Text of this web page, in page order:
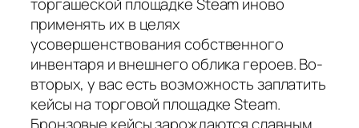
применять их в целях
усовершенствования собственного
инвентаря и внешнего облика героев. Во-
вторых, у вас есть возможность заплатить
кейсы на торговой площадке Steam.
Бронзовые кейсы зарождаются славным